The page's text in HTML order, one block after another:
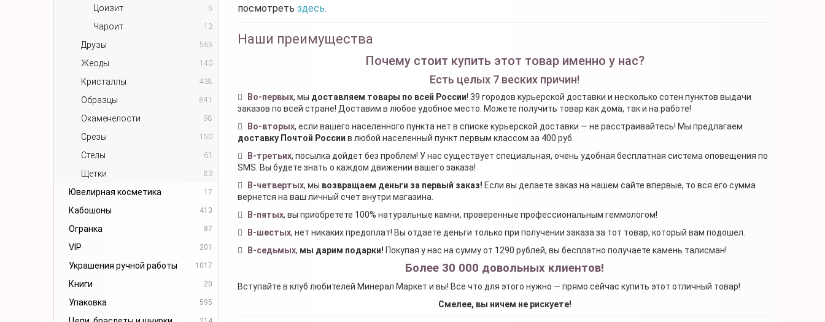
Цоизит 5
Чароит 13
Друзы 565
Жеоды 140
Кристаллы 438
Образцы 841
Окаменелости 98
Срезы 150
Стелы 61
Щетки 83
Ювелирная косметика 17
Кабошоны 413
Огранка 87
VIP 201
Украшения ручной работы 1017
Книги 20
Упаковка 595
посмотреть здесь.
Наши преимущества
Почему стоит купить этот товар именно у нас?
Есть целых 7 веских причин!
Во-первых, мы доставляем товары по всей России! 39 городов курьерской доставки и несколько сотен пунктов выдачи
заказов по всей стране! Доставим в любое удобное место. Можете получить товар как дома, так и на работе!
Во-вторых, если вашего населенного пункта нет в списке курьерской доставки — не расстраивайтесь! Мы предлагаем
доставку Почтой России в любой населенный пункт первым классом за 400 руб.
В-третьих, посылка дойдет без проблем! У нас существует специальная, очень удобная бесплатная система оповещения по
SMS. Вы будете знать о каждом движении вашего заказа!
В-четвертых, мы возвращаем деньги за первый заказ! Если вы делаете заказ на нашем сайте впервые, то вся его сумма
вернется на ваш личный счет внутри магазина.
В-пятых, вы приобретете 100% натуральные камни, проверенные профессиональным геммологом!
В-шестых, нет никаких предоплат! Вы отдаете деньги только при получении заказа за тот товар, который вам подошел.
В-седьмых, мы дарим подарки! Покупая у нас на сумму от 1290 рублей, вы бесплатно получаете камень талисман!
Более 30 000 довольных клиентов!
Вступайте в клуб любителей Минерал Маркет и вы! Все что для этого нужно — прямо сейчас купить этот отличный товар!
Смелее, вы ничем не рискуете!